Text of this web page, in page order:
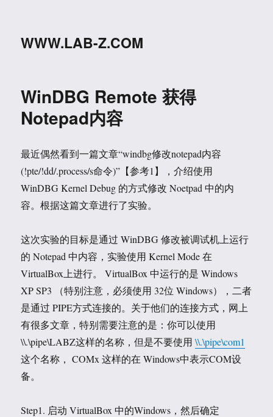
WWW.LAB-Z.COM
WinDBG Remote 获得
Notepad内容
最近偶然看到一篇文章“windbg修改notepad内容
(!pte/!dd/.process/s命令)”【参考1】，介绍使用
WinDBG Kernel Debug 的方式修改 Noetpad 中的内
容。根据这篇文章进行了实验。
这次实验的目标是通过 WinDBG 修改被调试机上运行
的 Notepad 中内容，实验使用 Kernel Mode 在
VirtualBox上进行。 VirtualBox 中运行的是 Windows
XP SP3 （特别注意，必须使用 32位 Windows），二者
是通过 PIPE方式连接的。关于他们的连接方式，网上
有很多文章，特别需要注意的是：你可以使用
\\.\pipe\LABZ这样的名称，但是不要使用\\.\pipe\com1
这个名称， COMx 这样的在 Windows中表示COM设
备。
Step1. 启动 VirtualBox 中的Windows，然后确定